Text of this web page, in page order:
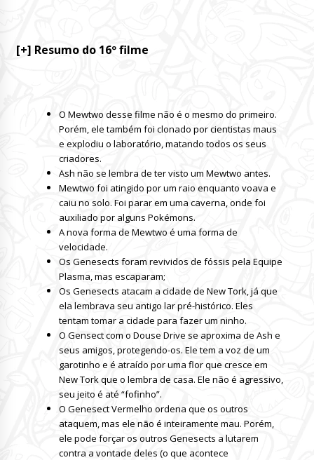
[+] Resumo do 16º filme
O Mewtwo desse filme não é o mesmo do primeiro.
Porém, ele também foi clonado por cientistas maus
e explodiu o laboratório, matando todos os seus
criadores.
Ash não se lembra de ter visto um Mewtwo antes.
Mewtwo foi atingido por um raio enquanto voava e
caiu no solo. Foi parar em uma caverna, onde foi
auxiliado por alguns Pokémons.
A nova forma de Mewtwo é uma forma de
velocidade.
Os Genesects foram revividos de fóssis pela Equipe
Plasma, mas escaparam;
Os Genesects atacam a cidade de New Tork, já que
ela lembrava seu antigo lar pré-histórico. Eles
tentam tomar a cidade para fazer um ninho.
O Gensect com o Douse Drive se aproxima de Ash e
seus amigos, protegendo-os. Ele tem a voz de um
garotinho e é atraído por uma flor que cresce em
New Tork que o lembra de casa. Ele não é agressivo,
seu jeito é até “fofinho”.
O Genesect Vermelho ordena que os outros
ataquem, mas ele não é inteiramente mau. Porém,
ele pode forçar os outros Genesects a lutarem
contra a vontade deles (o que acontece